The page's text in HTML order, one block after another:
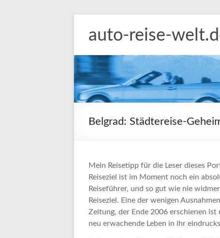
springenauto-reise-
Belgrad: Städtereise-
Mein Reisetipp für die Leser dieses
Reiseziel ist im Moment noch ein
Reiseführer, und so gut wie nie
Reiseziel. Eine der wenigen
Zeitung, der Ende 2006 erschienen
neu erwachende Leben in ihr